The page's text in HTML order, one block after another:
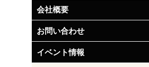
会社概要
お問い合わせ
イベント情報